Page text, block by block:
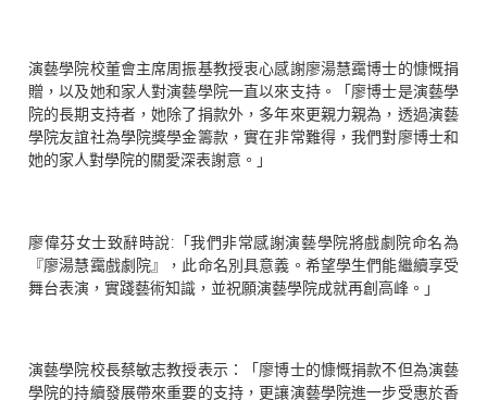
演藝學院校董會主席周振基教授衷心感謝廖湯慧靄博士的慷慨捐
贈，以及她和家人對演藝學院一直以來支持。「廖博士是演藝學
院的長期支持者，她除了捐款外，多年來更親力親為，透過演藝
學院友誼社為學院獎學金籌款，實在非常難得，我們對廖博士和
她的家人對學院的關愛深表謝意。」
廖偉芬女士致辭時說:「我們非常感謝演藝學院將戲劇院命名為
『廖湯慧靄戲劇院』，此命名別具意義。希望學生們能繼續享受
舞台表演，實踐藝術知識，並祝願演藝學院成就再創高峰。」
演藝學院校長蔡敏志教授表示：「廖博士的慷慨捐款不但為演藝
學院的持續發展帶來重要的支持，更讓演藝學院進一步受惠於香